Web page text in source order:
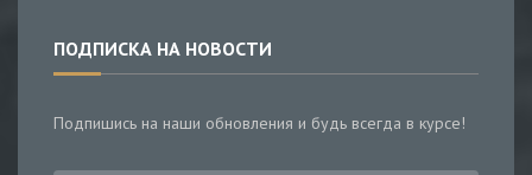
ПОДПИСКА НА НОВОСТИ
Подпишись на наши обновления и будь всегда в курсе!